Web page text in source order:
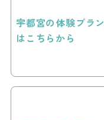
宇都宮の体験プラン
はこちらから